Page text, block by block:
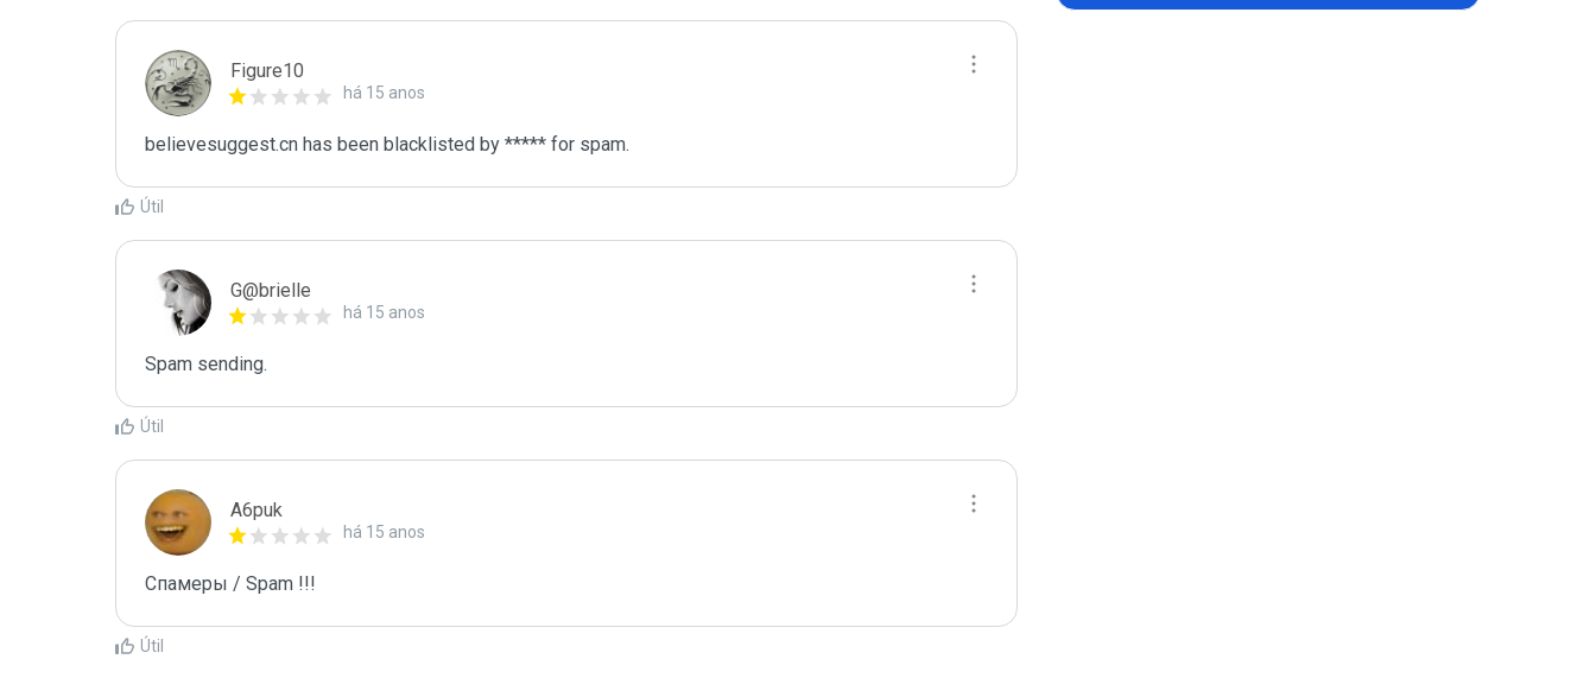
Figure10
há 15 anos
believesuggest.cn has been blacklisted by ***** for spam.
Útil
G@brielle
há 15 anos
Spam sending.
Útil
A6puk
há 15 anos
Спамеры / Spam !!!
Útil